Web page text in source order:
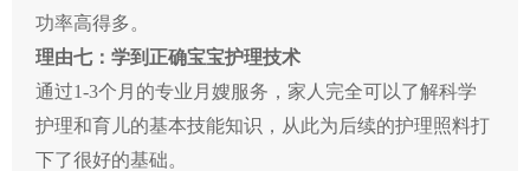
功率高得多。
理由七：学到正确宝宝护理技术
通过1-3个月的专业月嫂服务，家人完全可以了解科学
护理和育儿的基本技能知识，从此为后续的护理照料打
下了很好的基础。